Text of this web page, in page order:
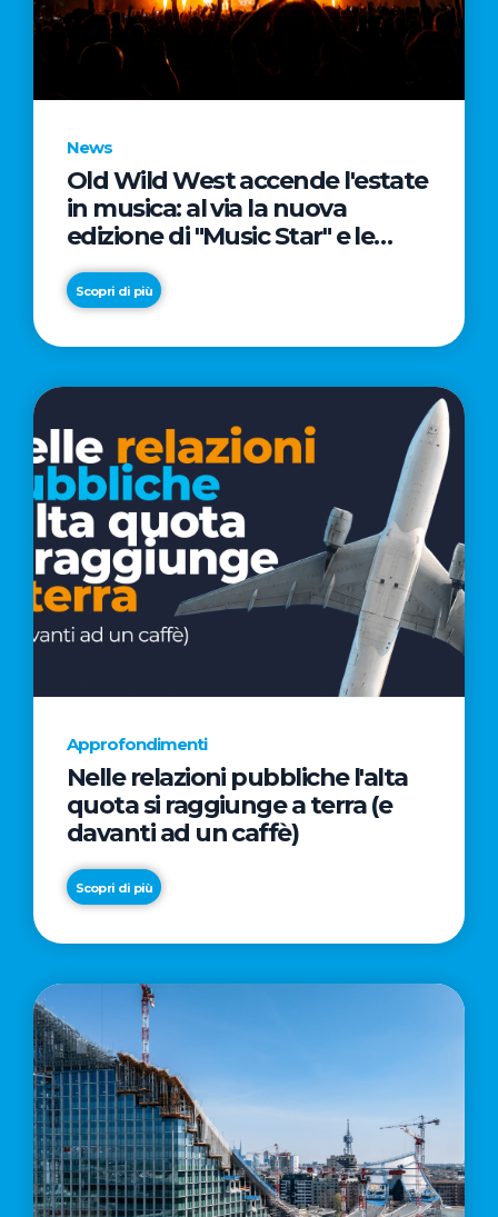
News
Old Wild West accende l'estate
in musica: al via la nuova
edizione di "Music Star" e le
prestigiose partnership con
Radio Italia e Live Nation
Scopri di più
Approfondimenti
Nelle relazioni pubbliche l'alta
quota si raggiunge a terra (e
davanti ad un caffè)
Scopri di più